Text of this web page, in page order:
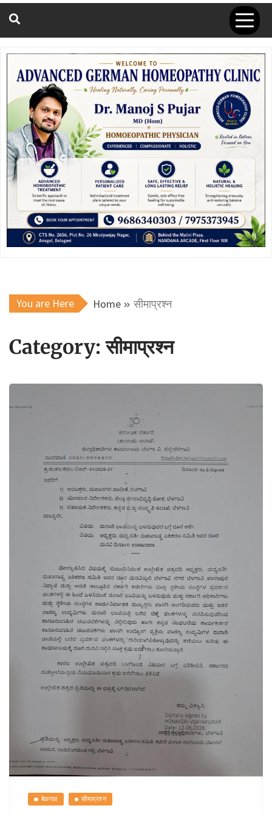
You are Here Home सीमाप्रश्न
Category:सीमाप्रश्न
बेळगाव सीमाप्रश्न